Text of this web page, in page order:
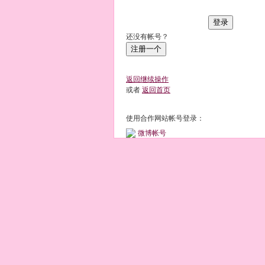
登录
还没有帐号？
注册一个
返回继续操作
或者 返回首页
使用合作网站帐号登录：
微博帐号